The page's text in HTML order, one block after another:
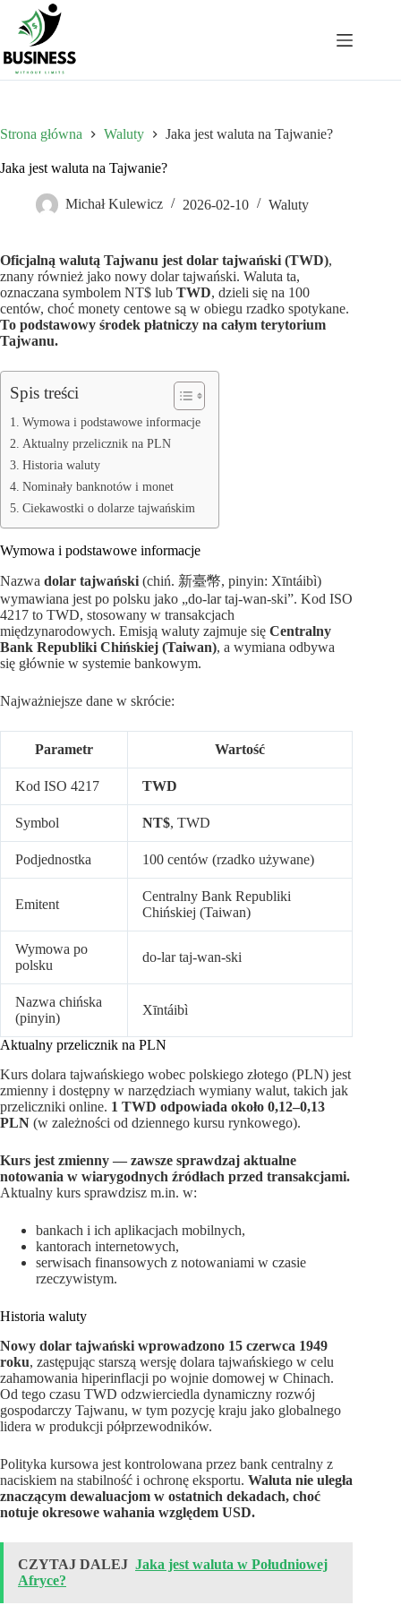
Przejdź
treści
Strona główna Waluty Jaka jest waluta na Tajwanie?
Jaka jest waluta na Tajwanie?
Michał Kulewicz 2026-02-10 Waluty
Oficjalną walutą Tajwanu jest dolar tajwański (TWD),
znany również jako nowy dolar tajwański. Waluta ta,
oznaczana symbolem NT$ lub TWD, dzieli się na 100
centów, choć monety centowe są w obiegu rzadko spotykane.
To podstawowy środek płatniczy na całym terytorium
Tajwanu.
Spis treści
Wymowa i podstawowe informacje
Aktualny przelicznik na PLN
Historia waluty
Nominały banknotów i monet
Ciekawostki o dolarze tajwańskim
Wymowa i podstawowe informacje
Nazwa dolar tajwański (chiń. 新臺幣, pinyin: Xīntáibì)
wymawiana jest po polsku jako „do-lar taj-wan-ski”. Kod ISO
4217 to TWD, stosowany w transakcjach
międzynarodowych. Emisją waluty zajmuje się Centralny
Bank Republiki Chińskiej (Taiwan), a wymiana odbywa
się głównie w systemie bankowym.
Najważniejsze dane w skrócie:
Parametr Wartość
Kod ISO 4217 TWD
Symbol NT$, TWD
Podjednostka 100 centów (rzadko używane)
Emitent
Centralny Bank Republiki
Chińskiej (Taiwan)
Wymowa po
polsku
do-lar taj-wan-ski
Nazwa chińska
(pinyin)
Xīntáibì
Aktualny przelicznik na PLN
Kurs dolara tajwańskiego wobec polskiego złotego (PLN) jest
zmienny i dostępny w narzędziach wymiany walut, takich jak
przeliczniki online. 1 TWD odpowiada około 0,12–0,13
PLN (w zależności od dziennego kursu rynkowego).
Kurs jest zmienny — zawsze sprawdzaj aktualne
notowania w wiarygodnych źródłach przed transakcjami.
Aktualny kurs sprawdzisz m.in. w:
bankach i ich aplikacjach mobilnych,
kantorach internetowych,
serwisach finansowych z notowaniami w czasie
rzeczywistym.
Historia waluty
Nowy dolar tajwański wprowadzono 15 czerwca 1949
roku, zastępując starszą wersję dolara tajwańskiego w celu
zahamowania hiperinflacji po wojnie domowej w Chinach.
Od tego czasu TWD odzwierciedla dynamiczny rozwój
gospodarczy Tajwanu, w tym pozycję kraju jako globalnego
lidera w produkcji półprzewodników.
Polityka kursowa jest kontrolowana przez bank centralny z
naciskiem na stabilność i ochronę eksportu. Waluta nie uległa
znaczącym dewaluacjom w ostatnich dekadach, choć
notuje okresowe wahania względem USD.
CZYTAJ DALEJ Jaka jest waluta w Południowej
Afryce?